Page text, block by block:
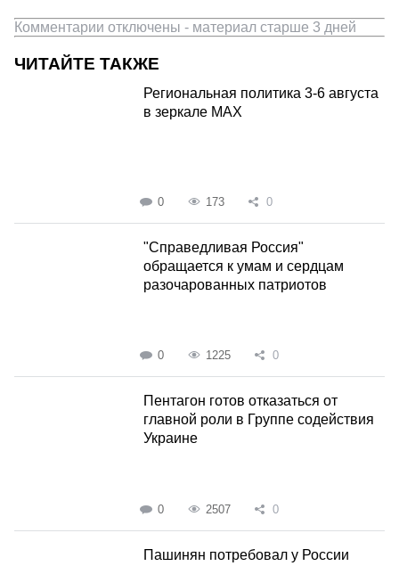
Комментарии отключены - материал старше 3 дней
ЧИТАЙТЕ ТАКЖЕ
Региональная политика 3-6 августа
в зеркале MAX
0 173 0
"Справедливая Россия"
обращается к умам и сердцам
разочарованных патриотов
0 1225 0
Пентагон готов отказаться от
главной роли в Группе содействия
Украине
0 2507 0
Пашинян потребовал у России